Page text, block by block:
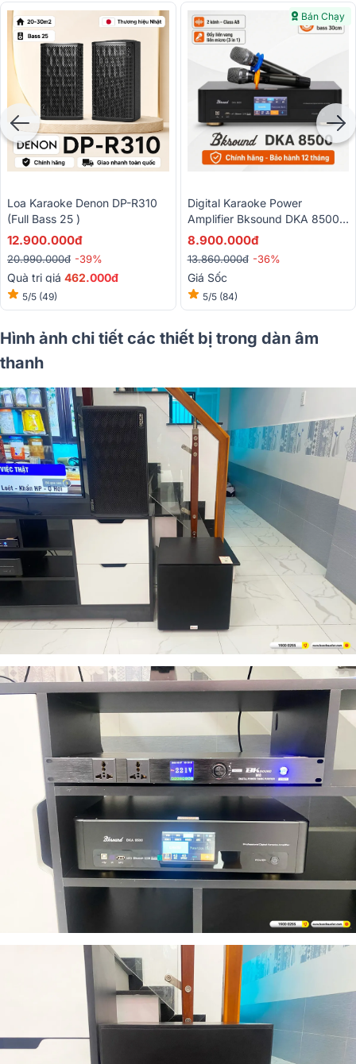
Loa Karaoke Denon DP-R310
(Full Bass 25 )
12.900.000đ
20.990.000đ -39%
Quà trị giá 462.000đ
5/5 (49)
Bán Chạy
Digital Karaoke Power
Amplifier Bksound DKA 8500
(2 Kênh, 750W, Kèm Micro
8.900.000đ
13.860.000đ -36%
Giá Sốc
5/5 (84)
Hình ảnh chi tiết các thiết bị trong dàn âm
thanh